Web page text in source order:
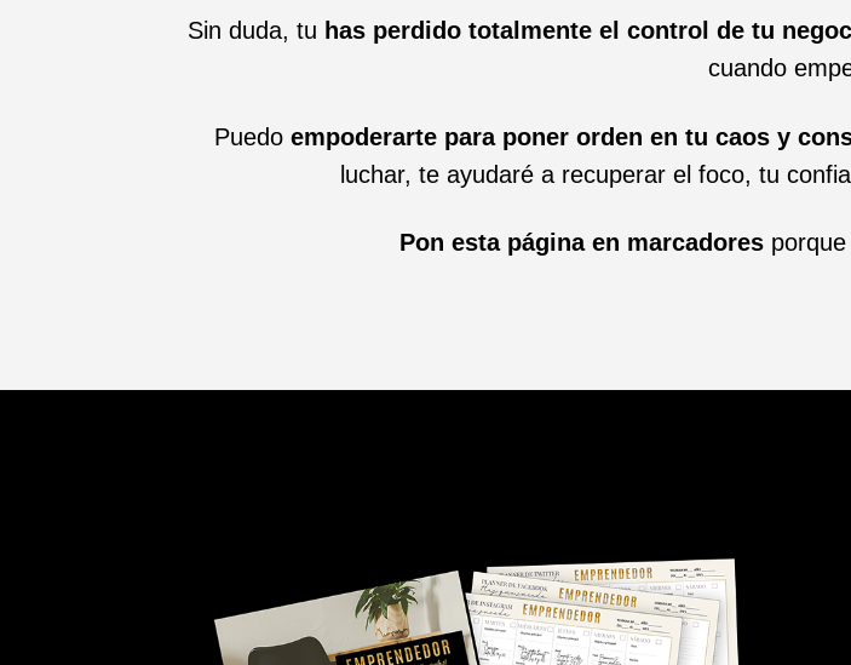
Sin duda, tu has perdido totalmente el control de tu
cuando
Puedo empoderarte para poner orden en tu caos y
luchar, te ayudaré a recuperar el foco, tu
Pon esta página en marcadoresporque